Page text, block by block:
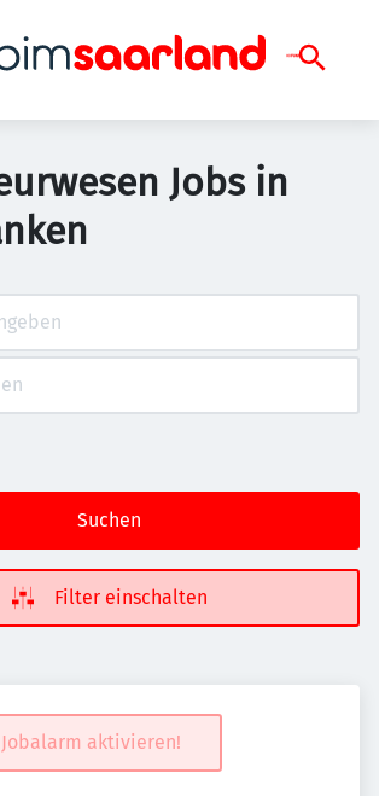
Jobs in
Suchen
Filter einschalten
Jobalarm aktivieren!